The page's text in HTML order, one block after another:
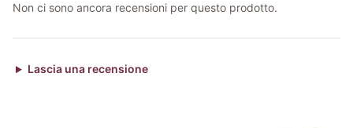
Non ci sono ancora recensioni per questo prodotto.
Lascia una recensione